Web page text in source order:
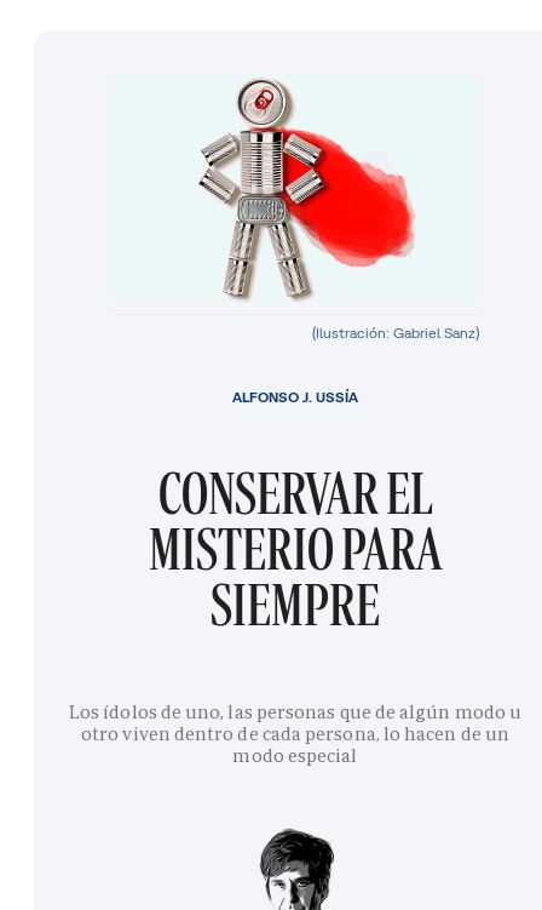
(Ilustración: Gabriel Sanz)
CONSERVAR EL
MISTERIO PARA
SIEMPRE
Los ídolos de uno, las personas que de algún modo u
otro viven dentro de cada persona, lo hacen de un
modo especial
ALFONSO J. USSÍA